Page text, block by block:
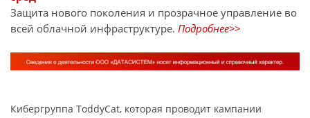
Защита нового поколения и прозрачное управление во
всей облачной инфраструктуре. Подробнее>>
Кибергруппа ToddyCat, которая проводит кампании